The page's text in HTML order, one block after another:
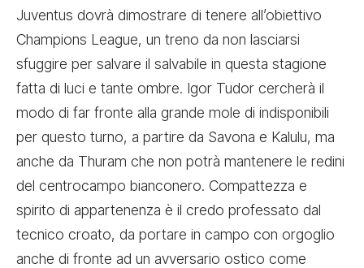
Juventus dovrà dimostrare di tenere all’obiettivo
Champions League, un treno da non lasciarsi
sfuggire per salvare il salvabile in questa stagione
fatta di luci e tante ombre. Igor Tudor cercherà il
modo di far fronte alla grande mole di indisponibili
per questo turno, a partire da Savona e Kalulu, ma
anche da Thuram che non potrà mantenere le redini
del centrocampo bianconero. Compattezza e
spirito di appartenenza è il credo professato dal
tecnico croato, da portare in campo con orgoglio
anche di fronte ad un avversario ostico come